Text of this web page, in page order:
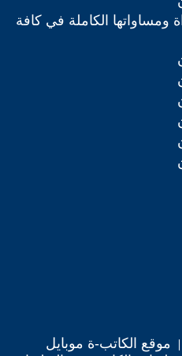
ومساواتها الكاملة في كافة
موقع الكاتب-ة موبايل